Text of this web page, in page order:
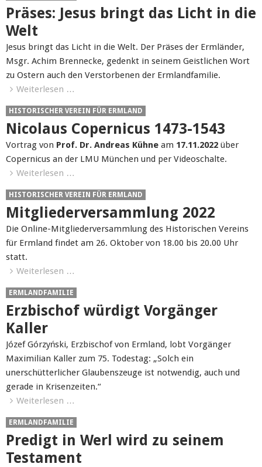
Präses: Jesus bringt das Licht in die
Welt
Jesus bringt das Licht in die Welt. Der Präses der Ermländer,
Msgr. Achim Brennecke, gedenkt in seinem Geistlichen Wort
zu Ostern auch den Verstorbenen der Ermlandfamilie.
Weiterlesen …
HISTORISCHER VEREIN FÜR ERMLAND
Nicolaus Copernicus 1473-1543
Vortrag von Prof. Dr. Andreas Kühne am 17.11.2022 über
Copernicus an der LMU München und per Videoschalte.
Weiterlesen …
HISTORISCHER VEREIN FÜR ERMLAND
Mitgliederversammlung 2022
Die Online-Mitgliederversammlung des Historischen Vereins
für Ermland findet am 26. Oktober von 18.00 bis 20.00 Uhr
statt.
Weiterlesen …
ERMLANDFAMILIE
Erzbischof würdigt Vorgänger
Kaller
Józef Górzyński, Erzbischof von Ermland, lobt Vorgänger
Maximilian Kaller zum 75. Todestag: „Solch ein
unerschütterlicher Glaubenszeuge ist notwendig, auch und
gerade in Krisenzeiten.“
Weiterlesen …
ERMLANDFAMILIE
Predigt in Werl wird zu seinem
Testament